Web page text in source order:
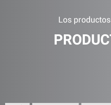
Los